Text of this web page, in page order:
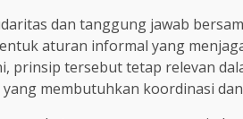
dan tanggung jawab
aturan informal yang
prinsip tersebut tetap relevan
membutuhkan koordinasi